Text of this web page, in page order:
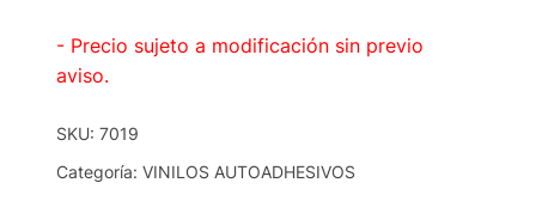
- Precio sujeto a modificación sin previo
aviso.
SKU:7019
Categoría:VINILOS AUTOADHESIVOS